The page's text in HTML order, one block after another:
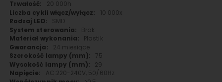
20 000h
10 000x
SMD
Brak
Plastik
24 miesiące
75
29
AC:220-240V, 50/60Hz